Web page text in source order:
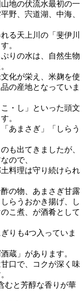
地の伏流水最初の一
野、宍道湖、中海、
る天上川の「斐伊川
。
りの水は、自然生物
化が栄え、米麹を使
の産地となっていま
・し」といった頭文
。
あまさぎ」「しらう
も出てきましたが、
ので、
料理は守り続けられ
の物、あまさぎ甘露
らうおかき揚げ、し
こ煮、が酒肴として
りも4つ入っていま
蔵」があります。
口で、コクが深く味
むと芳醇な香りが華